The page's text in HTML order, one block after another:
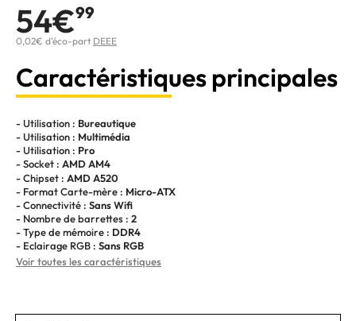
54€99
0,02€ d'éco-part DEEE
Caractéristiques principales
- Utilisation : Bureautique
- Utilisation : Multimédia
- Utilisation : Pro
- Socket : AMD AM4
- Chipset : AMD A520
- Format Carte-mère : Micro-ATX
- Connectivité : Sans Wifi
- Nombre de barrettes : 2
- Type de mémoire : DDR4
- Eclairage RGB : Sans RGB
Voir toutes les caractéristiques